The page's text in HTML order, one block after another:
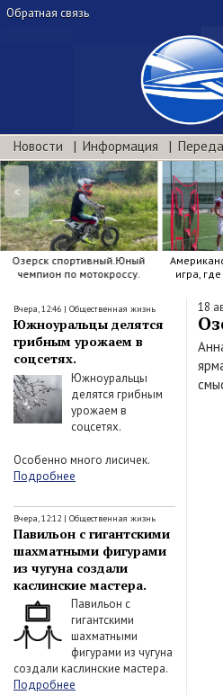
Обратная связь
Новости Информация
Озерск спортивный.Юный
чемпион по мотокроссу.
игра,
<
Вчера, 12:46 | Общественная жизнь
Южноуральцы делятся
грибным урожаем в
соцсетях.
Южноуральцы
делятся грибным
урожаем в
соцсетях.
Особенно много лисичек.
Подробнее
Вчера, 12:12 | Общественная жизнь
Павильон с гигантскими
шахматными фигурами
из чугуна создали
каслинские мастера.
Павильон с
гигантскими
шахматными
фигурами из чугуна
создали каслинские мастера.
Подробнее
18